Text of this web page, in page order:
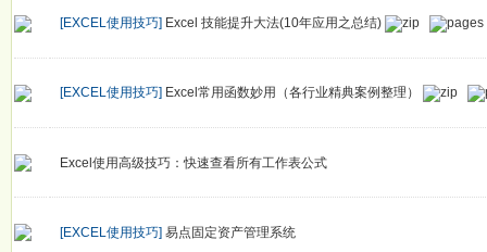
[EXCEL使用技巧] Excel 技能提升大法(10年应用之总结)
[EXCEL使用技巧] Excel常用函数妙用（各行业精典案例整理）
Excel使用高级技巧：快速查看所有工作表公式
[EXCEL使用技巧] 易点固定资产管理系统